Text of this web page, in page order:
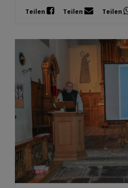
Teilen Teilen Teilen